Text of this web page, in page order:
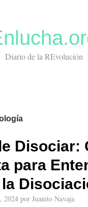
Diario de la REvolución
Disociar:
para
2024 por Juanito Navaja